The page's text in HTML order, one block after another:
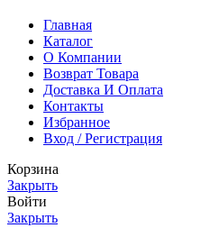
Главная
Каталог
О Компании
Возврат Товара
Доставка И Оплата
Контакты
Избранное
Вход / Регистрация
Корзина
Закрыть
Войти
Закрыть